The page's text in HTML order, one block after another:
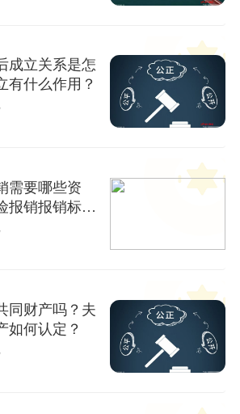
成立关系是怎
有什么作用？
需要哪些资
报销报销标准
同财产吗？夫
如何认定？